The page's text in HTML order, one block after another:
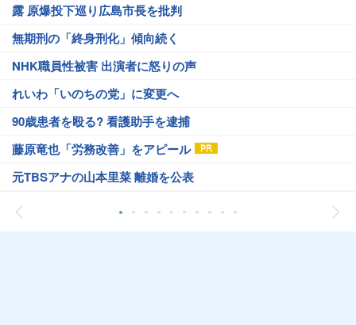
露 原爆投下巡り広島市長を批判
無期刑の「終身刑化」傾向続く
NHK職員性被害 出演者に怒りの声
れいわ「いのちの党」に変更へ
90歳患者を殴る? 看護助手を逮捕
藤原竜也「労務改善」をアピール
元TBSアナの山本里菜 離婚を公表